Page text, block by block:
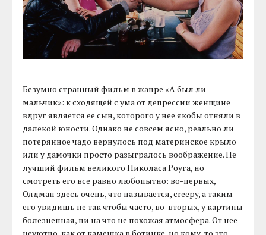
Безумно странный фильм в жанре «А был ли
мальчик»: к сходящей с ума от депрессии женщине
вдруг является ее сын, которого у нее якобы отняли в
далекой юности. Однако не совсем ясно, реально ли
потерянное чадо вернулось под материнское крыло
или у дамочки просто разыгралось воображение. Не
лучший фильм великого Николаса Роуга, но
смотреть его все равно любопытно: во-первых,
Олдман здесь очень, что называется, creepy, а таким
его увидишь не так чтобы часто, во-вторых, у картины
болезненная, ни на что не похожая атмосфера. От нее